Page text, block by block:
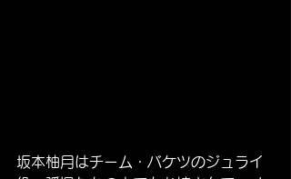
坂本柚月はチーム・バケツのジュライ